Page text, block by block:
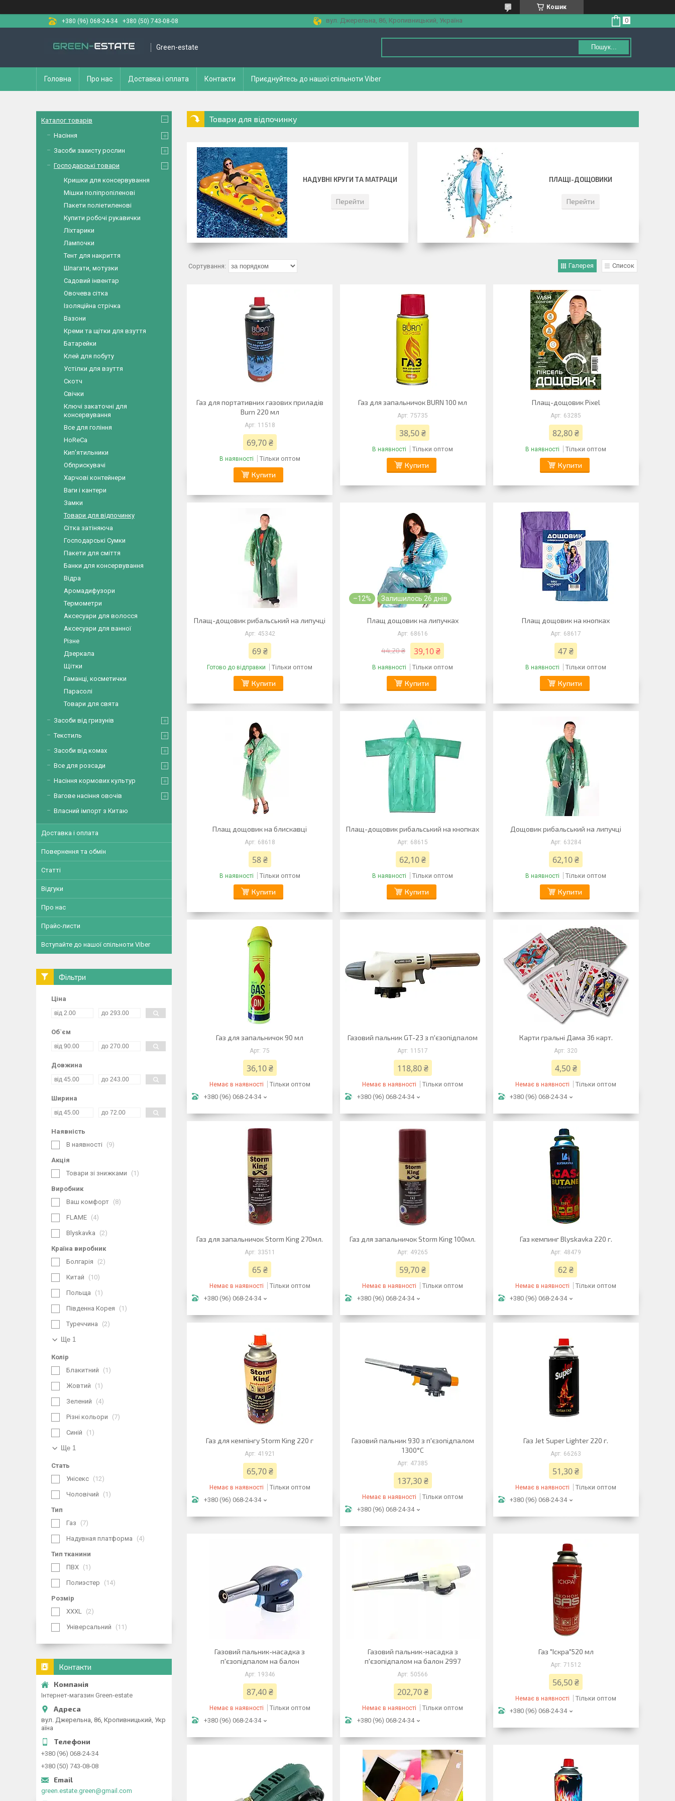
Кошик
+380 (96) 068-24-34
+380 (50) 743-08-08 вул. Джерельна, 86, Кропивницький, Україна
Green-estate Пошук...
Головна Про нас Доставка і оплата Контакти Приєднуйтесь до нашої спільноти Viber
Товари для відпочинку
НАДУВНІ КРУГИ ТА МАТРАЦИ
Перейти
ПЛАЩІ-ДОЩОВИКИ
Перейти
Галерея Список
Газ для портативних газових приладів
Burn 220 мл
11518
69,70 ₴
В наявності Тільки оптом
Купити
Газ для запальничок BURN 100 мл
75735
38,50 ₴
В наявності Тільки оптом
Купити
Плащ-дощовик Pixel
63285
82,80 ₴
В наявності Тільки оптом
Купити
Плащ-дощовик рибальський на липучці
45342
69 ₴
Готово до відправки Тільки оптом
Купити
–12% Залишилось 26 днів
Плащ дощовик на липучках
68616
44,20 ₴ 39,10 ₴
В наявності Тільки оптом
Купити
Плащ дощовик на кнопках
68617
47 ₴
В наявності Тільки оптом
Купити
Плащ дощовик на блискавці
68618
58 ₴
В наявності Тільки оптом
Купити
Плащ-дощовик рибальський на кнопках
68615
62,10 ₴
В наявності Тільки оптом
Купити
Дощовик рибальський на липучці
63284
62,10 ₴
В наявності Тільки оптом
Купити
Газ для запальничок 90 мл
75
36,10 ₴
Немає в наявності
Тільки оптом
+380 (96) 068-24-34
Газовий пальник GT-23 з п'єзопідпалом
11517
118,80 ₴
Немає в наявності
Тільки оптом
+380 (96) 068-24-34
Карти гральні Дама 36 карт.
320
4,50 ₴
Немає в наявності
Тільки оптом
+380 (96) 068-24-34
Газ для запальничок Storm King 270мл.
33511
65 ₴
Немає в наявності
Тільки оптом
+380 (96) 068-24-34
Газ для запальничок Storm King 100мл.
49265
59,70 ₴
Немає в наявності
Тільки оптом
+380 (96) 068-24-34
Газ кемпинг Blyskavka 220 г.
48479
62 ₴
Немає в наявності
Тільки оптом
+380 (96) 068-24-34
Газ для кемпінгу Storm King 220 г
41921
65,70 ₴
Немає в наявності
Тільки оптом
+380 (96) 068-24-34
Газовий пальник 930 з п'єзопідпалом
1300°C
47385
137,30 ₴
Немає в наявності
Тільки оптом
+380 (96) 068-24-34
Газ Jet Super Lighter 220 г.
66263
51,30 ₴
Немає в наявності
Тільки оптом
+380 (96) 068-24-34
Газовий пальник-насадка з
п'єзопідпалом на балон
19346
87,40 ₴
Немає в наявності
Тільки оптом
+380 (96) 068-24-34
Газовий пальник-насадка з
п'єзопідпалом на балон 2997
50566
202,70 ₴
Немає в наявності
Тільки оптом
+380 (96) 068-24-34
Газ "Іскра"520 мл
71512
56,50 ₴
Немає в наявності
Тільки оптом
+380 (96) 068-24-34
Каталог товарів
Насіння
Засоби захисту рослин
Господарські товари
Кришки для консервування
Мішки поліпропіленові
Пакети поліетиленові
Купити робочі рукавички
Ліхтарики
Лампочки
Тент для накриття
Шпагати, мотузки
Садовий інвентар
Овочева сітка
Ізоляційна стрічка
Вазони
Креми та щітки для взуття
Батарейки
Клей для побуту
Устілки для взуття
Скотч
Свічки
Ключі закаточні для
консервування
Все для гоління
HoReCa
Кип'ятильники
Обприскувачі
Харчові контейнери
Ваги і кантери
Замки
Товари для відпочинку
Сітка затіняюча
Господарські Сумки
Пакети для сміття
Банки для консервування
Відра
Аромадифузори
Термометри
Аксесуари для волосся
Аксесуари для ванної
Різне
Дзеркала
Щітки
Гаманці, косметички
Парасолі
Товари для свята
Засоби від гризунів
Текстиль
Засоби від комах
Все для розсади
Насіння кормових культур
Вагове насіння овочів
Власний імпорт з Китаю
Доставка і оплата
Повернення та обмін
Статті
Відгуки
Про нас
Прайс-листи
Вступайте до нашої спільноти Viber
Фільтри
Ціна
Об`єм
Довжина
Ширина
Наявність
В наявності
9
Акція
Товари зі знижками
1
Виробник
Ваш комфорт
8
FLAME 4
Blyskavka 2
Країна виробник
Болгарія
2
Китай 10
Польща 1
Південна Корея 1
Туреччина 2
Ще 1
Колір
Блакитний
1
Жовтий 1
Зелений 4
Різні кольори 7
Синій 1
Ще 1
Стать
Унісекс
12
Чоловічий 1
Тип
Газ
7
Надувная платформа 4
Тип тканини
ПВХ
1
Полиэстер 14
Розмір
XXXL
2
Універсальний 11
Контакти
Інтернет-магазин Green-estate
вул. Джерельна, 86, Кропивницький, Укр
аїна
+380 (96) 068-24-34
+380 (50) 743-08-08
green.estate.green@gmail.com